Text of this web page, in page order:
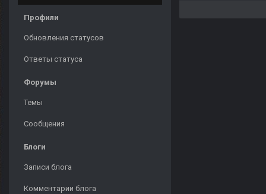
Профили
Обновления статусов
Ответы статуса
Форумы
Темы
Сообщения
Блоги
Записи блога
Комментарии блога